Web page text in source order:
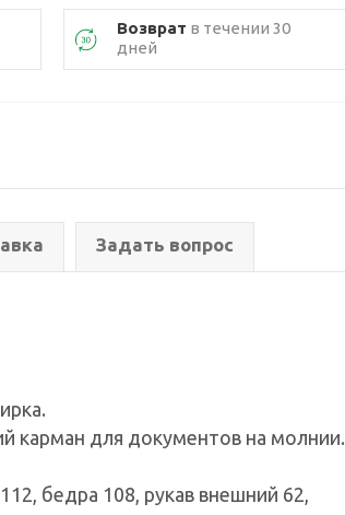
Возврат в течении 30
дней
Задать вопрос
карман для документов на молнии.
бедра 108, рукав внешний 62,